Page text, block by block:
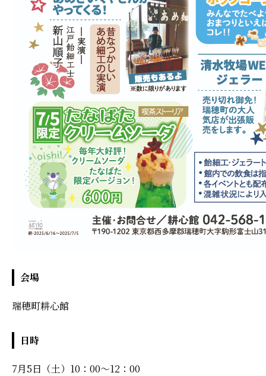
会場
瑞穂町耕心館
日時
7月5日（土）10：00～12：00